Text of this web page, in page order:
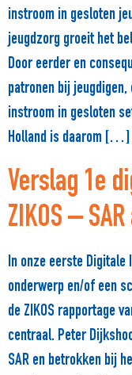
instroom in gesloten
jeugdzorg groeit het
Door eerder en
patronen bij
instroom in gesloten
Holland is daarom […]
Verslag 1e
ZIKOS –
In onze eerste Digitale
onderwerp en/of een
de ZIKOS rapportage
centraal. Peter
SAR en betrokken bij